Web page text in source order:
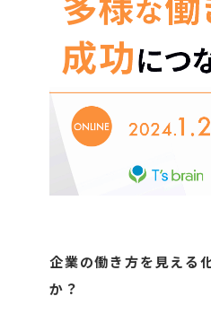
企業の働き方を見える
か？